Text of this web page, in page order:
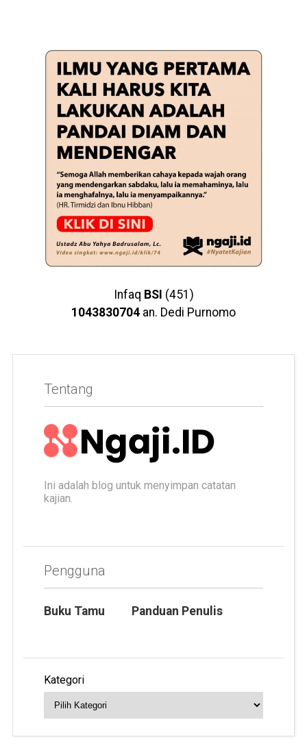
Infaq BSI (451)
1043830704 an. Dedi Purnomo
Tentang
Ini adalah blog untuk menyimpan catatan
kajian.
Pengguna
Buku Tamu Panduan Penulis
Kategori